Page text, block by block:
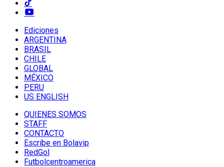
Ediciones
ARGENTINA
BRASIL
CHILE
GLOBAL
MÉXICO
PERU
US ENGLISH
QUIENES SOMOS
STAFF
CONTACTO
Escribe en Bolavip
RedGol
Futbolcentroamerica